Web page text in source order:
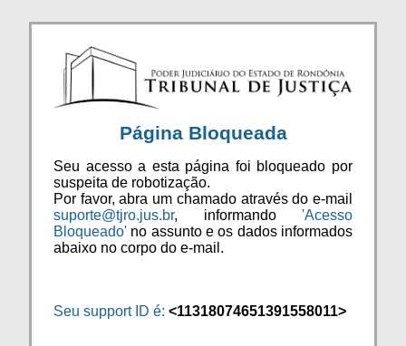
Página Bloqueada
Seu acesso a esta página foi bloqueado por
suspeita de robotização.
Por favor, abra um chamado através do e-mail
suporte@tjro.jus.br, informando 'Acesso
Bloqueado' no assunto e os dados informados
abaixo no corpo do e-mail.
Seu support ID é: <11318074651391558011>